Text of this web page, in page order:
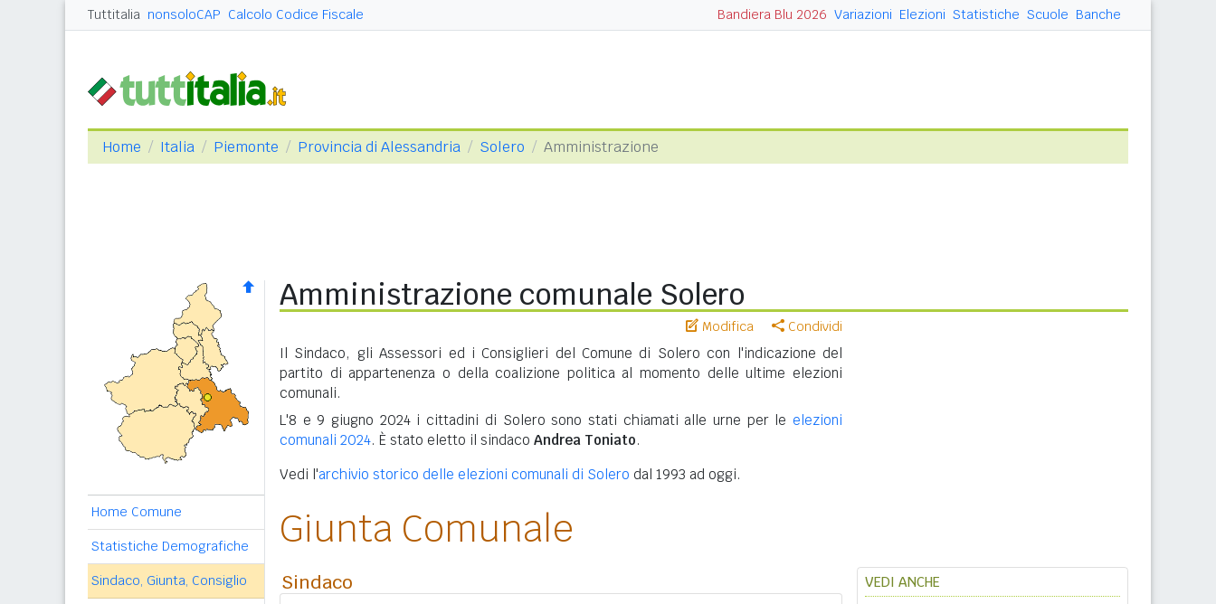
Tuttitalia nonsoloCAP Calcolo Codice Fiscale Bandiera Blu 2026 Variazioni Elezioni Statistiche Scuole Banche
Home Italia Piemonte Provincia di Alessandria Solero Amministrazione
Home Comune
Statistiche Demografiche
Sindaco, Giunta, Consiglio
Amministrazione comunale Solero
Modifica Condividi
Il Sindaco, gli Assessori ed i Consiglieri del Comune di Solero con l'indicazione del
partito di appartenenza o della coalizione politica al momento delle ultime elezioni
comunali.
L'8 e 9 giugno 2024 i cittadini di Solero sono stati chiamati alle urne per le elezioni
comunali 2024. È stato eletto il sindaco Andrea Toniato.
Vedi l'archivio storico delle elezioni comunali di Solero dal 1993 ad oggi.
Giunta Comunale
Sindaco VEDI ANCHE